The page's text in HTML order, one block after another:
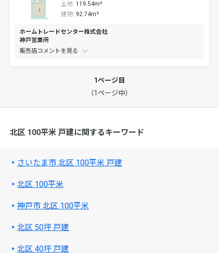
土地 119.54m²
建物 92.74m²
ホームトレードセンター株式会社
神戸営業所
販売店コメントを
1ページ目
（1ページ中）
北区 100平米 戸建に関するキーワード
さいたま市 北区 100平米 戸建
北区 100平米
神戸市 北区 100平米
北区 50坪 戸建
北区 40坪 戸建